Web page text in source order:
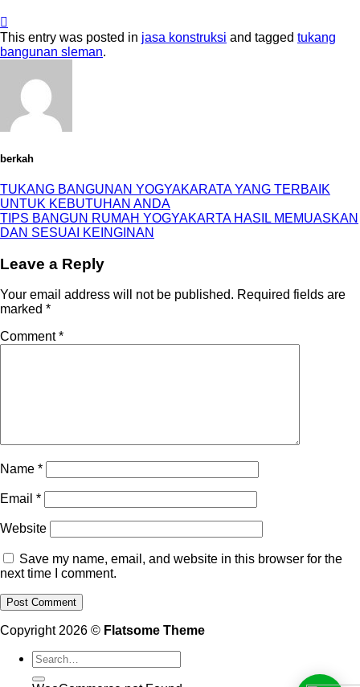
This entry was posted in jasa konstruksi and tagged tukang
bangunan sleman.
berkah
TUKANG BANGUNAN YOGYAKARATA YANG TERBAIK
UNTUK KEBUTUHAN ANDA
TIPS BANGUN RUMAH YOGYAKARTA HASIL MEMUASKAN
DAN SESUAI KEINGINAN
Leave a Reply
Your email address will not be published. Required fields are
marked *
Comment*
Name *
Email *
Website
Save my name, email, and website in this browser for the
next time I comment.
Copyright 2026 © Flatsome Theme